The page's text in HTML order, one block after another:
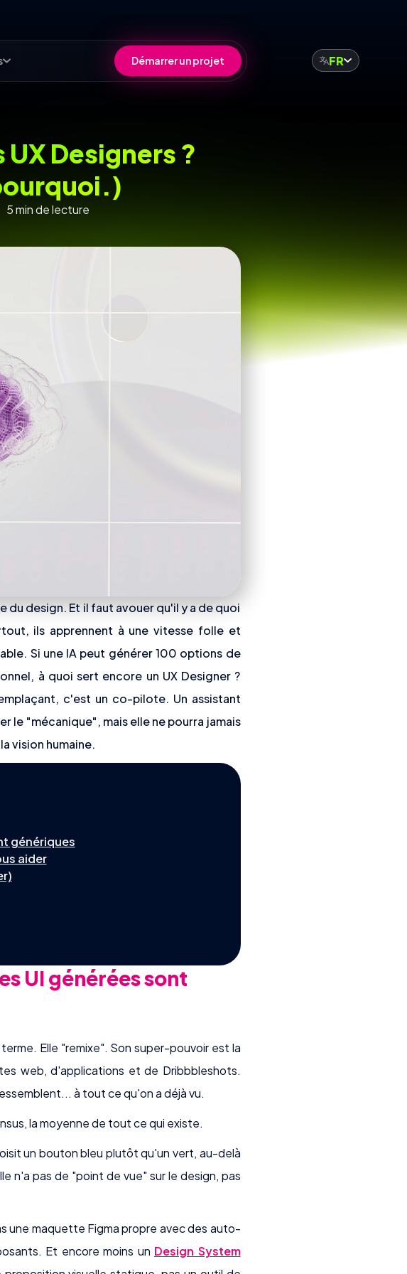
Démarrer un projet FR
Designers ?
min de lecture
design. Et il faut avouer qu'il y a de quoi
ils apprennent à une vitesse folle et
à quoi sert encore un UX Designer ?
c'est un co-pilote. Un assistant
le "mécanique", mais elle ne pourra jamais
vision humaine.
génériques
aider
UI générées sont
Elle "remixe". Son super-pouvoir est la
web, d'applications et de Dribbbleshots.
à tout ce qu'on a déjà vu.
la moyenne de tout ce qui existe.
un bouton bleu plutôt qu'un vert, au-delà
n'a pas de "point de vue" sur le design, pas
une maquette Figma propre avec des auto-
Et encore moins un Design System